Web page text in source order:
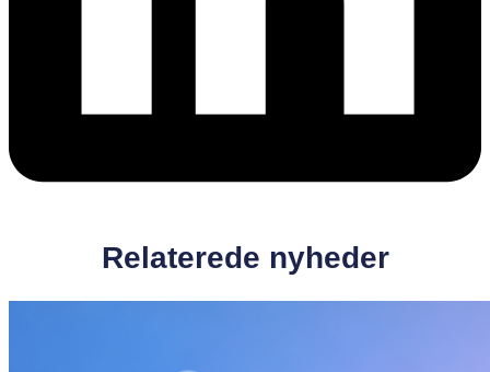
Relaterede nyheder